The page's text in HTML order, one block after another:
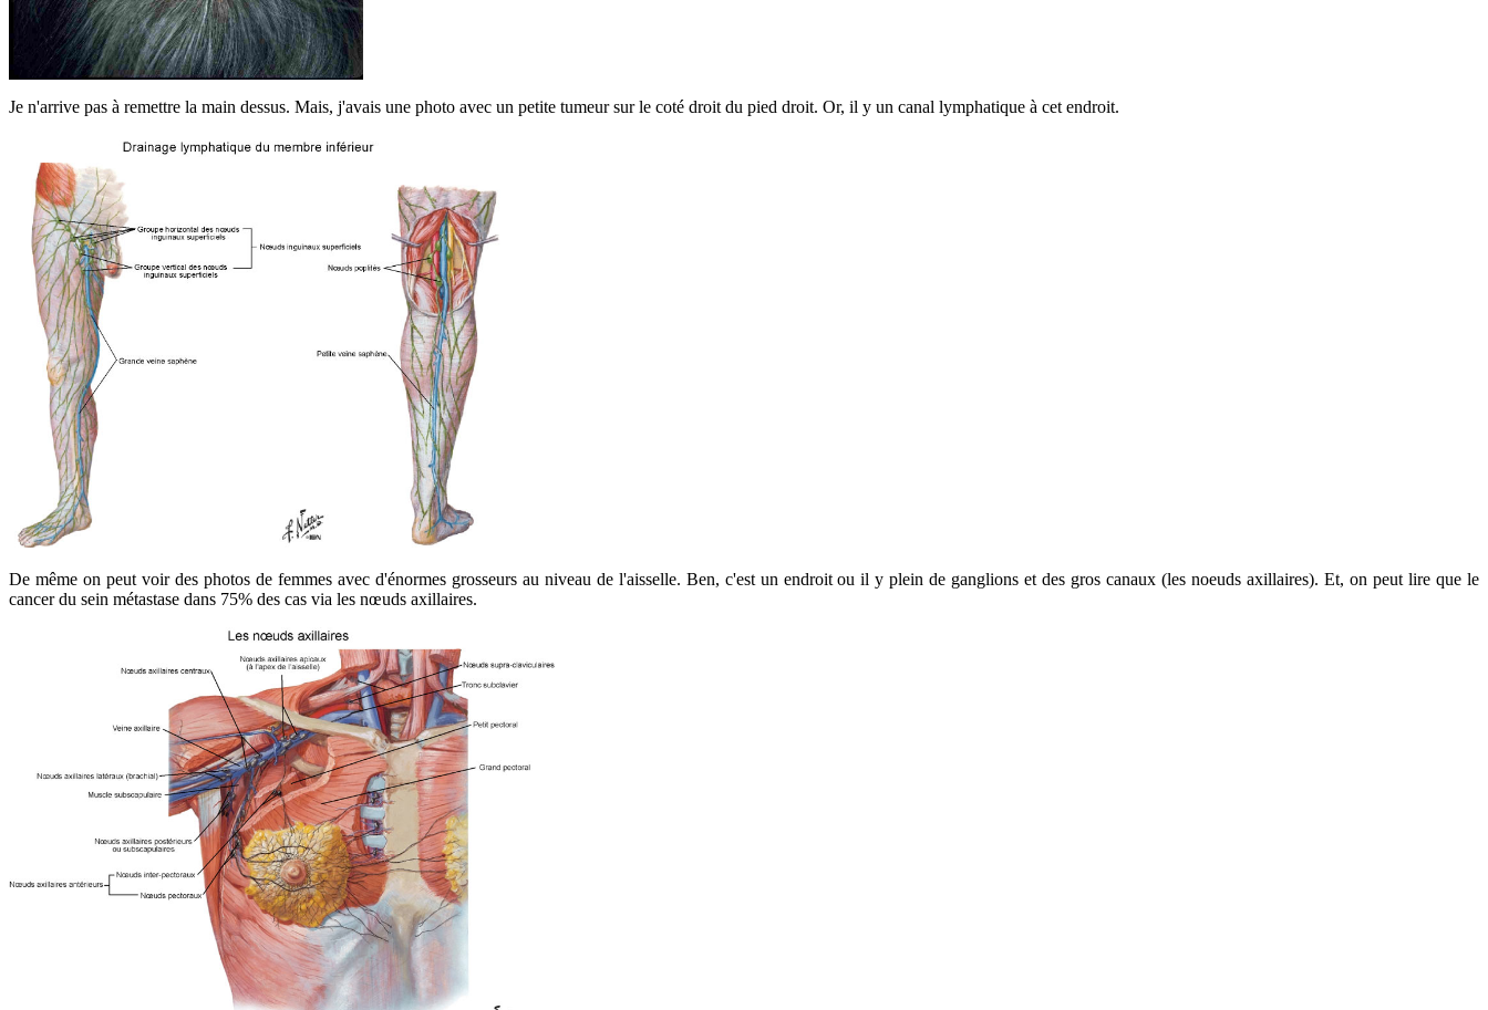
Je n'arrive pas à remettre la main dessus. Mais, j'avais une photo avec un petite tumeur sur le coté droit du pied droit. Or, il y un canal lymphatique à cet endroit.
De même on peut voir des photos de femmes avec d'énormes grosseurs au niveau de l'aisselle. Ben, c'est un endroit ou il y plein de ganglions et des gros canaux (les noeuds axillaires). Et, on peut lire que le
cancer du sein métastase dans 75% des cas via les nœuds axillaires.